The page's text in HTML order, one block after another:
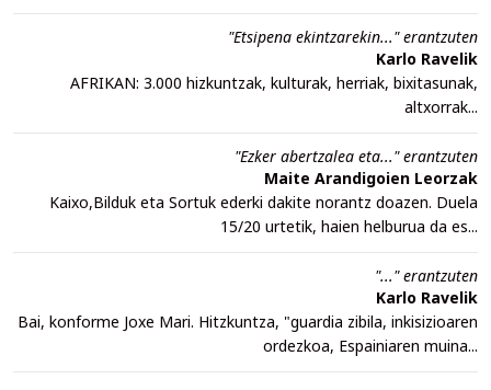
"Etsipena ekintzarekin..." erantzuten
Karlo Ravelik
AFRIKAN: 3.000 hizkuntzak, kulturak, herriak, bixitasunak,
altxorrak...
"Ezker abertzalea eta..." erantzuten
Maite Arandigoien Leorzak
Kaixo,Bilduk eta Sortuk ederki dakite norantz doazen. Duela
15/20 urtetik, haien helburua da es...
"..." erantzuten
Karlo Ravelik
Bai, konforme Joxe Mari. Hitzkuntza, "guardia zibila, inkisizioaren
ordezkoa, Espainiaren muina...